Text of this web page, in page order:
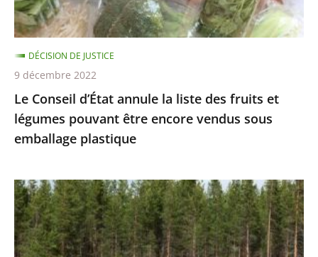
et
légumes
pouvant
être
encore
vendus
sous
plastique
Le Conseil d’État annule la liste des fruits et
légumes pouvant être encore vendus sous
emballage plastique
DÉCISION DE JUSTICE
9 décembre 2022
Réalisation
de
travaux
et